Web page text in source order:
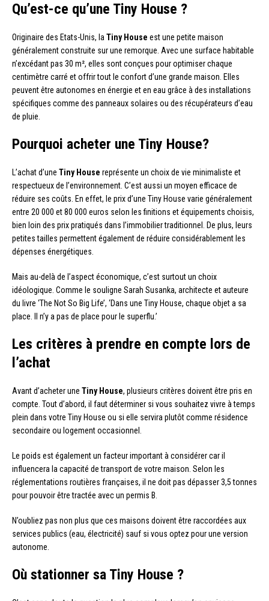
Qu’est-ce qu’une Tiny House ?
Originaire des Etats-Unis, la Tiny House est une petite maison
généralement construite sur une remorque. Avec une surface habitable
n’excédant pas 30 m², elles sont conçues pour optimiser chaque
centimètre carré et offrir tout le confort d’une grande maison. Elles
peuvent être autonomes en énergie et en eau grâce à des installations
spécifiques comme des panneaux solaires ou des récupérateurs d’eau
de pluie.
Pourquoi acheter une Tiny House?
L’achat d’une Tiny House représente un choix de vie minimaliste et
respectueux de l’environnement. C’est aussi un moyen efficace de
réduire ses coûts. En effet, le prix d’une Tiny House varie généralement
entre 20 000 et 80 000 euros selon les finitions et équipements choisis,
bien loin des prix pratiqués dans l’immobilier traditionnel. De plus, leurs
petites tailles permettent également de réduire considérablement les
dépenses énergétiques.
Mais au-delà de l’aspect économique, c’est surtout un choix
idéologique. Comme le souligne Sarah Susanka, architecte et auteure
du livre ‘The Not So Big Life’, ‘Dans une Tiny House, chaque objet a sa
place. Il n’y a pas de place pour le superflu.’
Les critères à prendre en compte lors de
l’achat
Avant d’acheter une Tiny House, plusieurs critères doivent être pris en
compte. Tout d’abord, il faut déterminer si vous souhaitez vivre à temps
plein dans votre Tiny House ou si elle servira plutôt comme résidence
secondaire ou logement occasionnel.
Le poids est également un facteur important à considérer car il
influencera la capacité de transport de votre maison. Selon les
réglementations routières françaises, il ne doit pas dépasser 3,5 tonnes
pour pouvoir être tractée avec un permis B.
N’oubliez pas non plus que ces maisons doivent être raccordées aux
services publics (eau, électricité) sauf si vous optez pour une version
autonome.
Où stationner sa Tiny House ?